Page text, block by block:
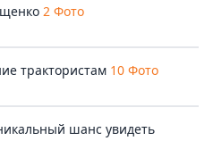
2 Фото
трактористам 10 Фото
шанс увидеть